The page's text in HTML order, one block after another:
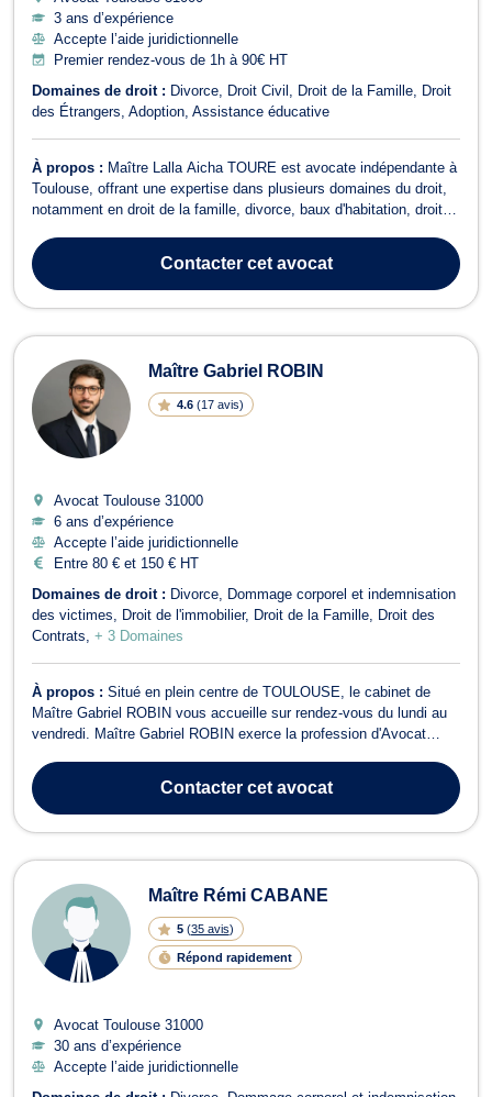
3 ans d’expérience
Accepte l’aide juridictionnelle
Premier rendez-vous de 1h à 90€ HT
Domaines de droit : Divorce Droit Civil Droit de la Famille
Droit
des Étrangers Adoption Assistance éducative
À propos : Maître Lalla Aicha TOURE est avocate indépendante à
Toulouse, offrant une expertise dans plusieurs domaines du droit,
notamment en droit de la famille, divorce, baux d'habitation, droit
vous accompagne dans des affaires de tutelle, d'adoption, de
curatelle, de...
Contactercet avocat
Maître Gabriel ROBIN
4.6 (17 avis)
Avocat Toulouse 31000
6 ans d’expérience
Accepte l’aide juridictionnelle
Entre 80 € et 150 € HT
Domaines de droit : Divorce
Dommage corporel et indemnisation
des victimes
Droit de l'immobilier Droit de la Famille
Droit des
Contrats + 3 Domaines
À propos : Situé en plein centre de TOULOUSE, le cabinet de
Maître Gabriel ROBIN vous accueille sur rendez-vous du lundi au
vendredi. Maître Gabriel ROBIN exerce la profession d'Avocat
satisfaire l'ensemble de ses clients. Qu'il s'agisse de particuliers,
de professionn...
Contactercet avocat
Maître Rémi CABANE
5 (35 avis)
Répond rapidement
Avocat Toulouse 31000
30 ans d’expérience
Accepte l’aide juridictionnelle